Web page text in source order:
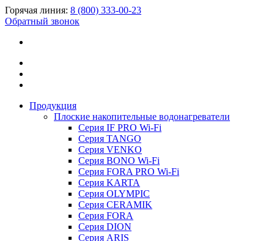
Горячая линия: 8 (800) 333-00-23
Обратный звонок
Продукция
Плоские накопительные водонагреватели
Серия IF PRO Wi-Fi
Серия TANGO
Серия VENKO
Серия BONO Wi-Fi
Серия FORA PRO Wi-Fi
Серия KARTA
Серия OLYMPIC
Серия CERAMIK
Серия FORA
Серия DION
Серия ARIS